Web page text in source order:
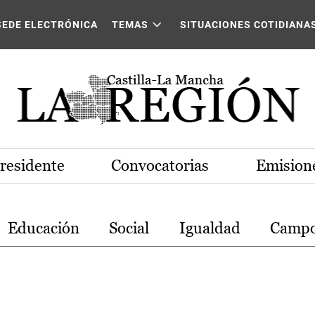
La Mancha
ELECTRÓNICA TEMAS SITUACIONES
Convocatorias
Educación Social Igualdad